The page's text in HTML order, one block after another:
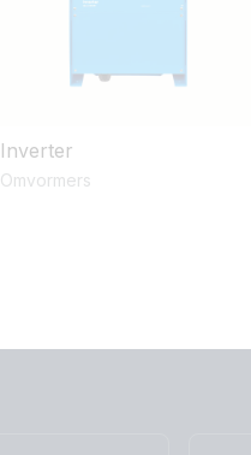
Inverter
Omvormers